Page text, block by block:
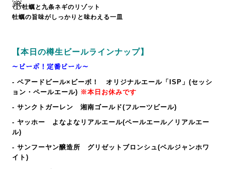
☃牡蠣と九条ネギのリゾット
牡蠣の旨味がしっかりと味わえる一皿
【本日の樽生ビールラインナップ】
～ビーボ！定番ビール～
- ベアードビール×ビーボ！ オリジナルエール「ISP」(セッシ
ョン・ペールエール) ※本日お休みです
- サンクトガーレン 湘南ゴールド(フルーツビール)
- ヤッホー よなよなリアルエール(ペールエール／リアルエー
ル)
- サンフーヤン醸造所 グリゼットブロンシュ(ベルジャンホワ
イト)